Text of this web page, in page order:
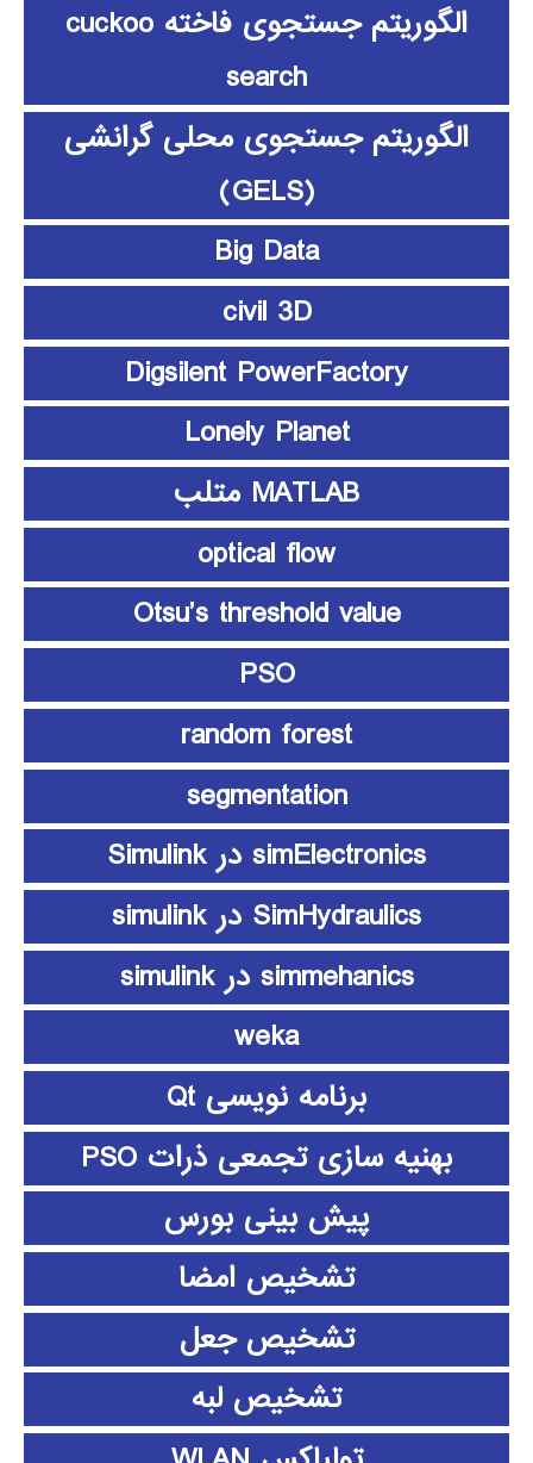
الگوریتم جستجوی فاخته cuckoo
search
الگوریتم جستجوی محلی گرانشی
(GELS)
Big Data
civil 3D
Digsilent PowerFactory
Lonely Planet
MATLAB متلب
optical flow
Otsu’s threshold value
PSO
random forest
segmentation
simElectronics در Simulink
SimHydraulics در simulink
simmehanics در simulink
weka
برنامه نویسی Qt
بهنیه سازی تجمعی ذرات PSO
پیش بینی بورس
تشخیص امضا
تشخیص جعل
تشخیص لبه